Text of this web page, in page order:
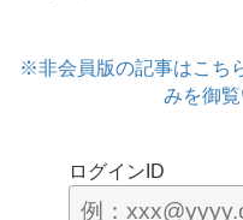
※非会員版の記事はこち
みを御覧
ログインID